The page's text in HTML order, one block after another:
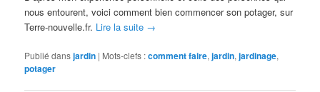
nous entourent, voici comment bien commencer son potager, sur
Terre-nouvelle.fr. Lire la suite →
Publié dansjardin | Mots-clefs :comment faire,jardin,jardinage,
potager